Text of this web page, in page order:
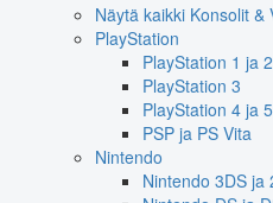
Näytä kaikki Konsolit &
PlayStation
PlayStation 1 ja 2
PlayStation 3
PlayStation 4 ja 5
PSP ja PS Vita
Nintendo
Nintendo 3DS ja